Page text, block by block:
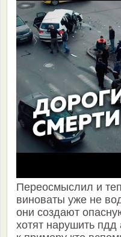
Переосмыслил и
виноваты уже не
они создают
хотят нарушить пдд